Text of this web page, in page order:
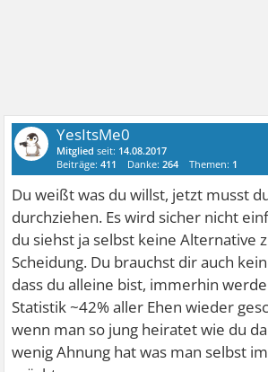
YesItsMe0
Mitglied seit: 14.08.2017
Beiträge:411 Danke:264 Themen: 1
Du weißt was du willst, jetzt musst
durchziehen. Es wird sicher nicht
du siehst ja selbst keine Alternative
Scheidung. Du brauchst dir auch
dass du alleine bist, immerhin
Statistik ~42% aller Ehen wieder
wenn man so jung heiratet wie du
wenig Ahnung hat was man selbst